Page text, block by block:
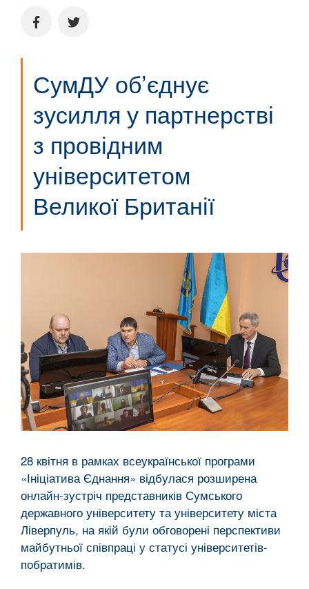
СумДУ об’єднує
зусилля у партнерстві
з провідним
університетом
Великої Британії
28 квітня в рамках всеукраїнської програми
«Ініціатива Єднання» відбулася розширена
онлайн-зустріч представників Сумського
державного університету та університету міста
Ліверпуль, на якій були обговорені перспективи
майбутньої співпраці у статусі університетів-
побратимів.